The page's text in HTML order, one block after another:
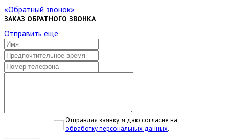
Обратный звонок
ЗАКАЗ ОБРАТНОГО ЗВОНКА
Отправить ещё
Отправляя заявку, я даю согласие на
обработку персональных данных.